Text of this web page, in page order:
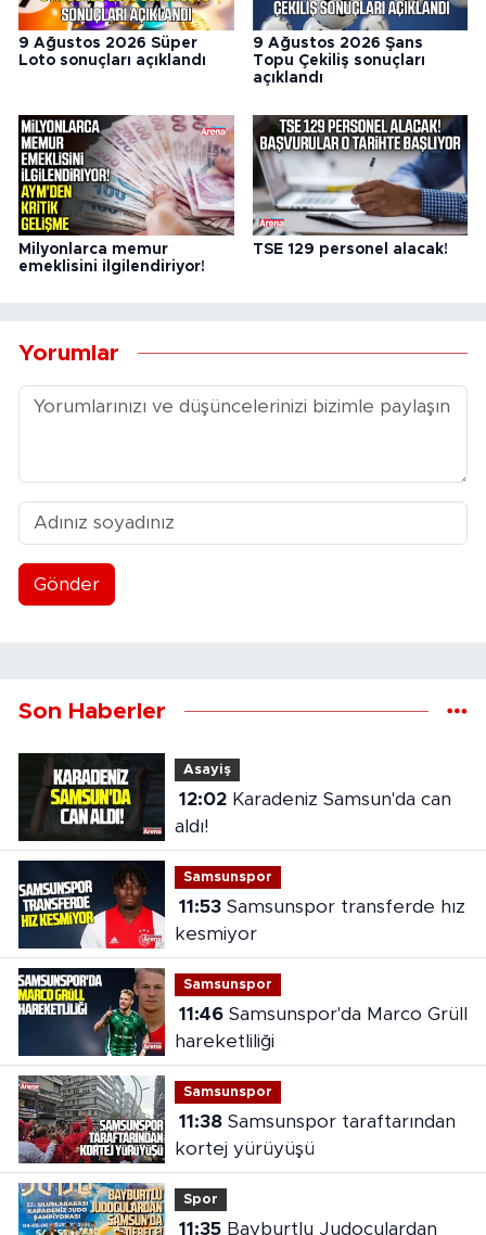
9 Ağustos 2026 Süper
Loto sonuçları açıklandı
9 Ağustos 2026 Şans
Topu Çekiliş sonuçları
açıklandı
Milyonlarca memur
emeklisini ilgilendiriyor!
TSE 129 personel alacak!
Yorumlar
Gönder
Son Haberler
Asayiş
12:02Karadeniz Samsun'da can
aldı!
Samsunspor
11:53Samsunspor transferde hız
kesmiyor
Samsunspor
11:46Samsunspor'da Marco Grüll
hareketliliği
Samsunspor
11:38Samsunspor taraftarından
kortej yürüyüşü
Spor
11:35Bayburtlu Judoculardan